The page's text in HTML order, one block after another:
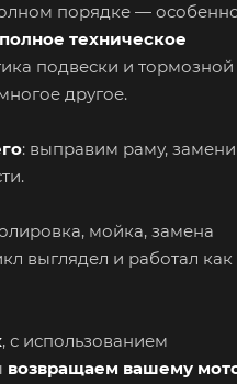
порядке —
полное техническое
подвески и тормозной
другое.
: выправим раму,
мойка, замена
выглядел и работал как
, с использованием
возвращаем вашему